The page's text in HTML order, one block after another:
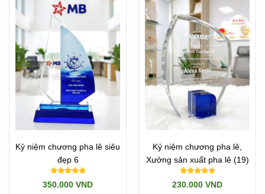
*1 Là Công ty sản xuất có công nghệ cao nhất trong
ngành: Chúng tôi có máy in UV trực tiếp, máy khắc pha lê
2D, 3D, máy khắc trên bề mặt.
*2 Là công ty có qui mô lớn: Có thể nhận đơn hàng gấp.
Trong 1 ngày có thể nhận đơn hàng gấp 200 cái/ ngày. Vì
Kỷ niệm chương pha lê siêu
đẹp 6
350.000 VND
Kỷ niệm chương pha lê,
Xưởng sản xuất pha lê (19)
230.000 VND